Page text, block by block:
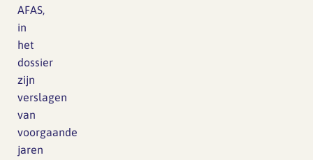
AFAS,
in
het
dossier
zijn
verslagen
van
voorgaande
jaren